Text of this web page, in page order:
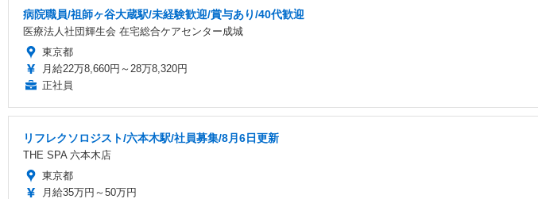
病院職員/祖師ヶ谷大蔵駅/未経験歓迎/賞与あり/40代歓迎
医療法人社団輝生会 在宅総合ケアセンター成城
東京都
月給22万8,660円～28万8,320円
正社員
リフレクソロジスト/六本木駅/社員募集/8月6日更新
THE SPA 六本木店
東京都
月給35万円～50万円